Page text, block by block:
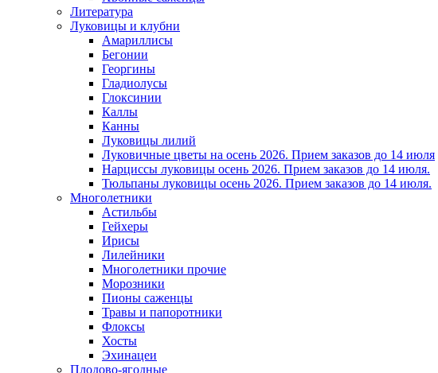
Литература
Луковицы и клубни
Амариллисы
Бегонии
Георгины
Гладиолусы
Глоксинии
Каллы
Канны
Луковицы лилий
Луковичные цветы на осень 2026. Прием заказов до 14 июля
Нарциссы луковицы осень 2026. Прием заказов до 14 июля.
Тюльпаны луковицы осень 2026. Прием заказов до 14 июля.
Многолетники
Астильбы
Гейхеры
Ирисы
Лилейники
Многолетники прочие
Морозники
Пионы саженцы
Травы и папоротники
Флоксы
Хосты
Эхинацеи
Плодово-ягодные